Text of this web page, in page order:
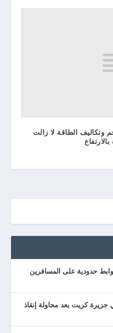
الطاقة لا زالت
حدودية على المسافرين
(42 عاماً) في جزيرة كريت بعد محاولة إنقاذ